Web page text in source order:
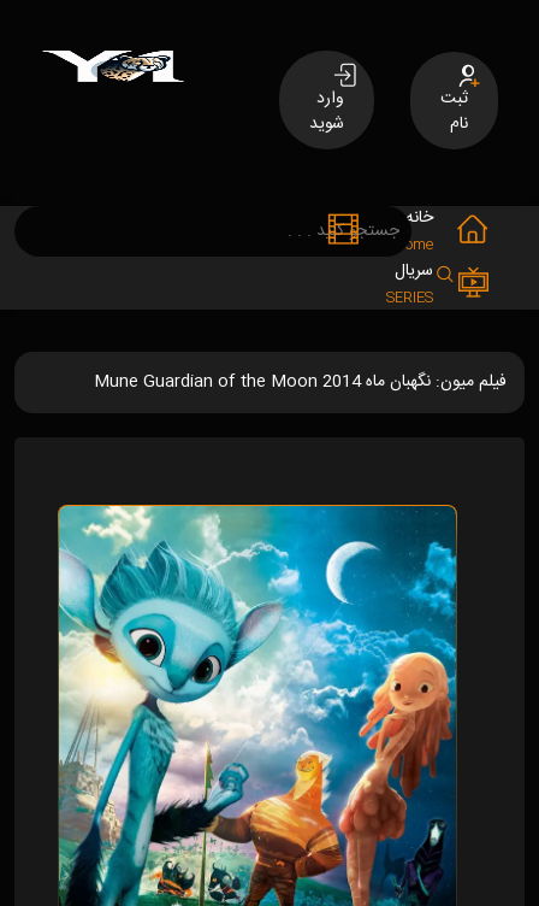
ثبت
نام
وارد
شوید
خانه
Home
سریال
SERIES
فیلم میون: نگهبان ماه Mune Guardian of the Moon 2014